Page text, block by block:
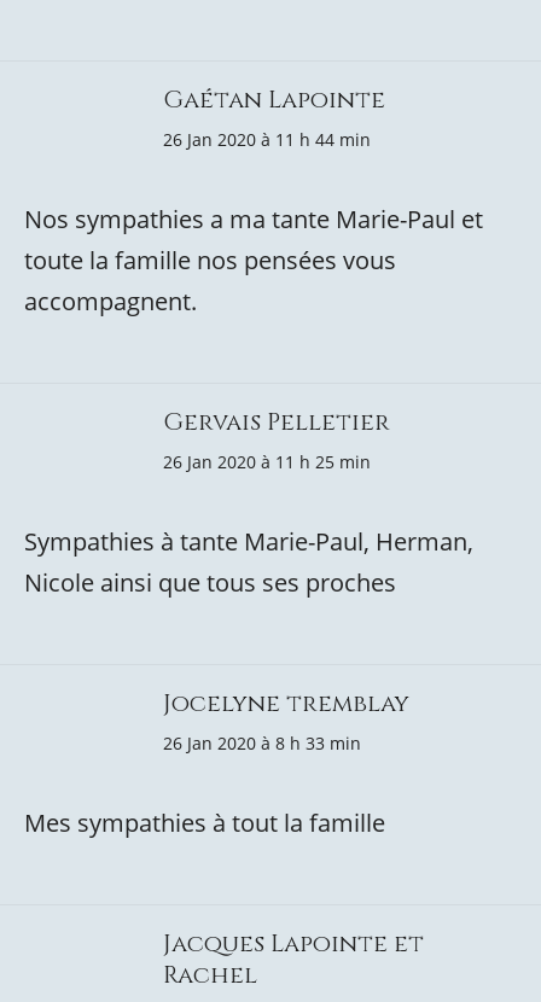
Gaétan Lapointe
26 Jan 2020 à 11 h 44 min
Nos sympathies a ma tante Marie-Paul et
toute la famille nos pensées vous
accompagnent.
Gervais Pelletier
26 Jan 2020 à 11 h 25 min
Sympathies à tante Marie-Paul, Herman,
Nicole ainsi que tous ses proches
Jocelyne tremblay
26 Jan 2020 à 8 h 33 min
Mes sympathies à tout la famille
Jacques Lapointe et
Rachel